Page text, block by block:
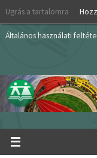
Skip
content
Ugrás a tartalomra
Általános használati